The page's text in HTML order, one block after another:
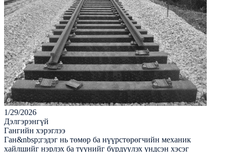
1/29/2026
Дэлгэрэнгүй
Гангийн хэрэглээ
Ган&nbsp;гэдэг нь төмөр ба нүүрстөрөгчийн механик
хайлшийг нэрлэх ба түүнийг бүрдүүлэх үндсэн хэсэг